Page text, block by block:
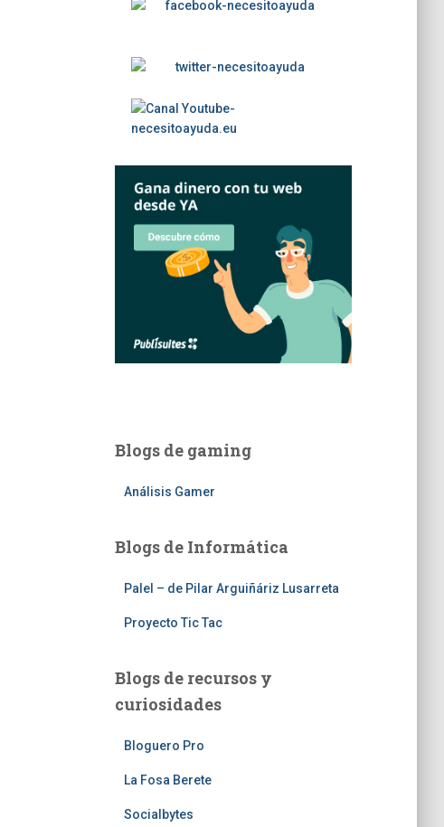
Blogs de gaming
Análisis Gamer
Blogs de Informática
Palel – de Pilar Arguiñáriz Lusarreta
Proyecto Tic Tac
Blogs de recursos y
curiosidades
Bloguero Pro
La Fosa Berete
Socialbytes